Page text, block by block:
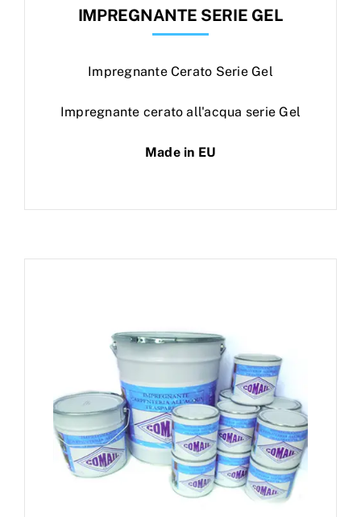
IMPREGNANTE SERIE GEL
Impregnante Cerato Serie Gel
Impregnante cerato all'acqua serie Gel
Made in EU